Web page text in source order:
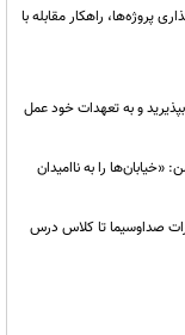
پروژه‌ها، راهکار مقابله با
و به تعهدات خود عمل
را به ناامیدان
صداوسیما تا کلاس درس